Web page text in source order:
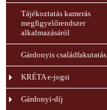
Tájékoztatás kamerás
megfigyelőrendszer
alkalmazásáról
Gárdonyis családfakutatás
KRÉTA e-jogsi
Gárdonyi-díj